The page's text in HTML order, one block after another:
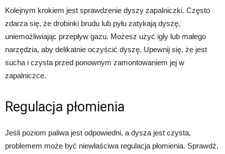
Kolejnym krokiem jest sprawdzenie dyszy zapalniczki. Często
zdarza się, że drobinki brudu lub pyłu zatykają dyszę,
uniemożliwiając przepływ gazu. Możesz użyć igły lub małego
narzędzia, aby delikatnie oczyścić dyszę. Upewnij się, że jest
sucha i czysta przed ponownym zamontowaniem jej w
zapalniczce.
Regulacja płomienia
Jeśli poziom paliwa jest odpowiedni, a dysza jest czysta,
problemem może być niewłaściwa regulacja płomienia. Sprawdź,